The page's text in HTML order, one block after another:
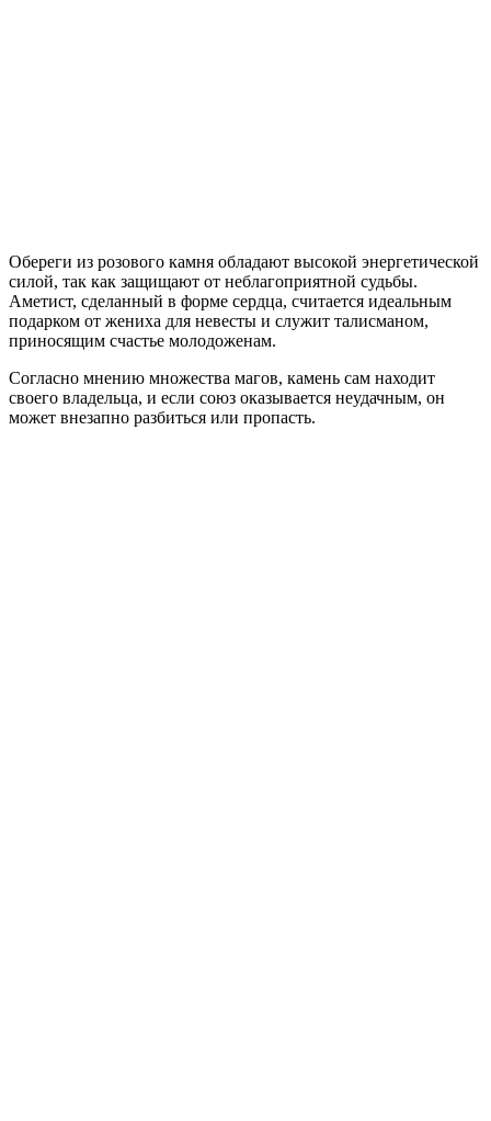
Обереги из розового камня обладают высокой энергетической
силой, так как защищают от неблагоприятной судьбы.
Аметист, сделанный в форме сердца, считается идеальным
подарком от жениха для невесты и служит талисманом,
приносящим счастье молодоженам.
Согласно мнению множества магов, камень сам находит
своего владельца, и если союз оказывается неудачным, он
может внезапно разбиться или пропасть.